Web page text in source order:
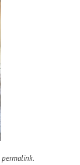
permalink.